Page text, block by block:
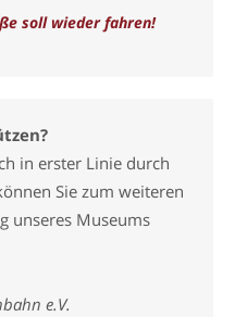
soll wieder fahren!
in erster Linie durch
Sie zum weiteren
unseres Museums
e.V.